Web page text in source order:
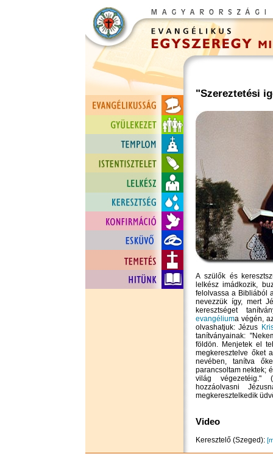
"Szereztetési
A szülők és
lelkész imádkozik,
felolvassa a Bibliából
nevezzük így, mert
keresztséget
evangéliuma végén,
olvashatjuk: Jézus
tanítványainak:
földön. Menjetek el
megkeresztelve őket
nevében, tanítva
parancsoltam nektek;
világ végezetéig."
hozzáolvasni
megkeresztelkedik
Video
Keresztelő (Szeged):